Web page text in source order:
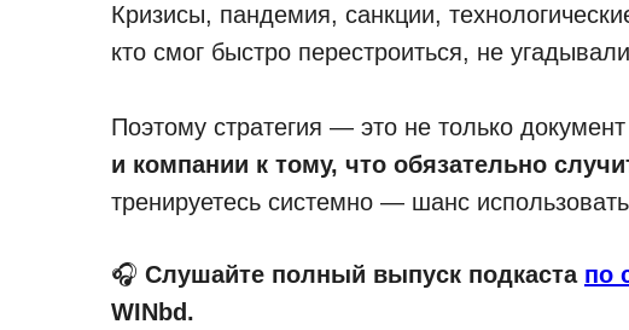
Кризисы, пандемия, санкции,
кто смог быстро перестроиться, не
Поэтому стратегия — это не только
и компании к тому, что обязательно
тренируетесь системно — шанс
🎧 Слушайте полный выпуск подкаста по
WINbd.